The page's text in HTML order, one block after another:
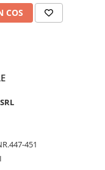
| 131-083R009
COS
451